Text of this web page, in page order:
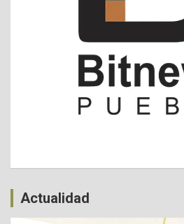
Actualidad